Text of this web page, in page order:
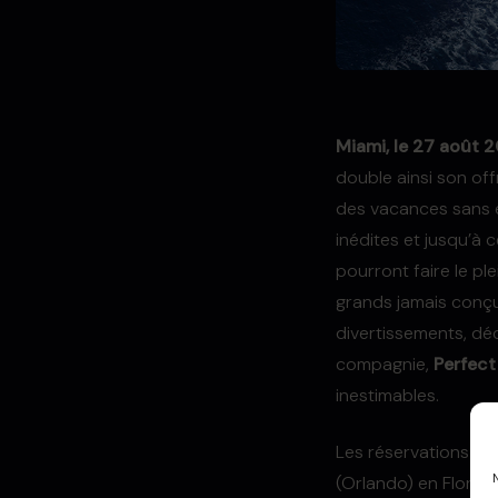
Miami, le 27 août
double ainsi son
des vacances sans
inédites et jusqu’à
pourront faire le
grands jamais
divertissements,
compagnie,
inestimables.
Les réservations
(Orlando) en